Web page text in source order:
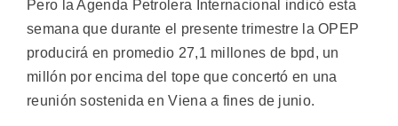
Pero la Agenda Petrolera Internacional indicó esta
semana que durante el presente trimestre la OPEP
producirá en promedio 27,1 millones de bpd, un
millón por encima del tope que concertó en una
reunión sostenida en Viena a fines de junio.